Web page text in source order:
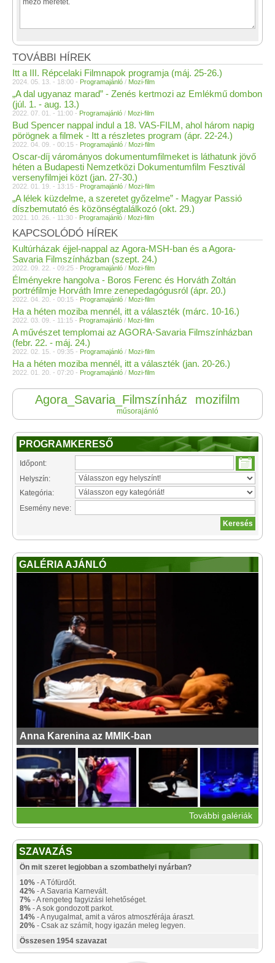
TOVÁBBI HÍREK
Itt a III. Répcelaki Filmnapok programja (máj. 25-26.)
2024. 05. 13. - 18:00 - Programajánló / Mozi-film
„A dal ugyanaz marad” - Zenés kertmozi az Emlékmű dombon
(júl. 1. - aug. 13.)
2022. 07. 01. - 11:00 - Programajánló / Mozi-film
Bud Spencer nappal indul a 18. VAS-FILM, ahol három napig
pörögnek a filmek - Itt a részletes program (ápr. 22-24.)
2022. 04. 09. - 00:15 - Programajánló / Mozi-film
Oscar-díj várományos dokumentumfilmeket is láthatunk jövő
héten a Budapesti Nemzetközi Dokumentumfilm Fesztivál
versenyfilmjei közt (jan. 27-30.)
2022. 01. 19. - 13:15 - Programajánló / Mozi-film
„A lélek küzdelme, a szeretet győzelme” - Magyar Passió
díszbemutató és közönségtalálkozó (okt. 29.)
2021. 10. 26. - 11:30 - Programajánló / Mozi-film
KAPCSOLÓDÓ HÍREK
Kultúrházak éjjel-nappal az Agora-MSH-ban és a Agora-
Savaria Filmszínházban (szept. 24.)
2022. 09. 22. - 09:25 - Programajánló / Mozi-film
Élményekre hangolva - Boros Ferenc és Horváth Zoltán
portréfilmje Horváth Imre zenepedagógusról (ápr. 20.)
2022. 04. 20. - 00:15 - Programajánló / Mozi-film
Ha a héten moziba mennél, itt a választék (márc. 10-16.)
2022. 03. 09. - 11:15 - Programajánló / Mozi-film
A művészet templomai az AGORA-Savaria Filmszínházban
(febr. 22. - máj. 24.)
2022. 02. 15. - 09:35 - Programajánló / Mozi-film
Ha a héten moziba mennél, itt a választék (jan. 20-26.)
2022. 01. 20. - 07:20 - Programajánló / Mozi-film
Agora_Savaria_Filmszínház mozifilm
műsorajánló
PROGRAMKERESŐ
Időpont:
Helyszín:
Kategória:
Esemény neve:
GALÉRIA AJÁNLÓ
Anna Karenina az MMIK-ban
További galériák
SZAVAZÁS
Ön mit szeret legjobban a szombathelyi nyárban?
10% - A Tófürdőt.
42% - A Savaria Karnevált.
7% - A rengeteg fagyizási lehetőséget.
8% - A sok gondozott parkot.
14% - A nyugalmat, amit a város atmoszférája áraszt.
20% - Csak az számít, hogy igazán meleg legyen.
Összesen 1954 szavazat